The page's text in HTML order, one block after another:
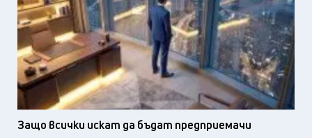
Защо всички искат да бъдат предприемачи